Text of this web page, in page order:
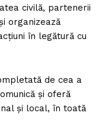
civilă, partenerii
organizează
în legătură cu
de cea a
și oferă
și local, în toată